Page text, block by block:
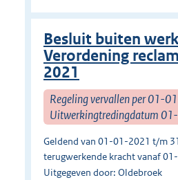
Besluit buiten
Verordening
2021
Regeling vervallen per 01-
Uitwerkingtredingdatum
Geldend van 01-01-2021 t/m
terugwerkende kracht vanaf
Uitgegeven door: Oldebroek